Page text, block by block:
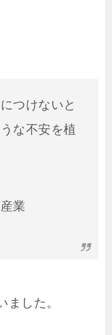
つけないと
な不安を植
業
ました。